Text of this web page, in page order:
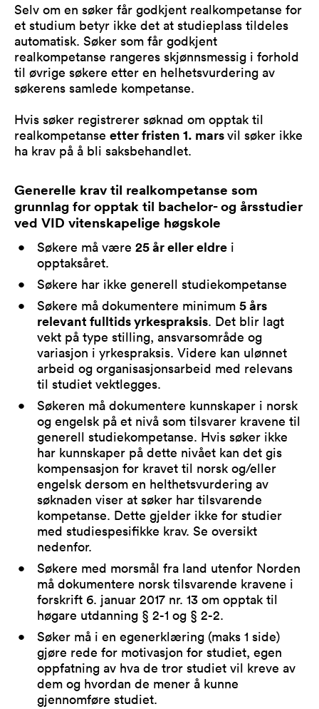
Selv om en søker får godkjent realkompetanse for
et studium betyr ikke det at studieplass tildeles
automatisk. Søker som får godkjent
realkompetanse rangeres skjønnsmessig i forhold
til øvrige søkere etter en helhetsvurdering av
søkerens samlede kompetanse.
Hvis søker registrerer søknad om opptak til
realkompetanse etter fristen 1. marsvil søker ikke
ha krav på å bli saksbehandlet.
Generelle krav til realkompetanse som
grunnlag for opptak til bachelor- og årsstudier
ved VID vitenskapelige høgskole
Søkere må være25 år eller eldre i
opptaksåret.
Søkere har ikke generell studiekompetanse
Søkere må dokumentere minimum5 års
relevant fulltids yrkespraksis. Det blir lagt
vekt på type stilling, ansvarsområde og
variasjon i yrkespraksis. Videre kan ulønnet
arbeid og organisasjonsarbeid med relevans
til studiet vektlegges.
Søkeren må dokumentere kunnskaper i norsk
og engelsk på et nivå som tilsvarer kravene til
generell studiekompetanse. Hvis søker ikke
har kunnskaper på dette nivået kan det gis
kompensasjon for kravet til norsk og/eller
engelsk dersom en helthetsvurdering av
søknaden viser at søker har tilsvarende
kompetanse. Dette gjelder ikke for studier
med studiespesifikke krav. Se oversikt
nedenfor.
Søkere med morsmål fra land utenfor Norden
må dokumentere norsk tilsvarende kravene i
forskrift 6. januar 2017 nr. 13 om opptak til
høgare utdanning § 2-1 og § 2-2.
Søker må i en egenerklæring (maks 1 side)
gjøre rede for motivasjon for studiet, egen
oppfatning av hva de tror studiet vil kreve av
dem og hvordan de mener å kunne
gjennomføre studiet.